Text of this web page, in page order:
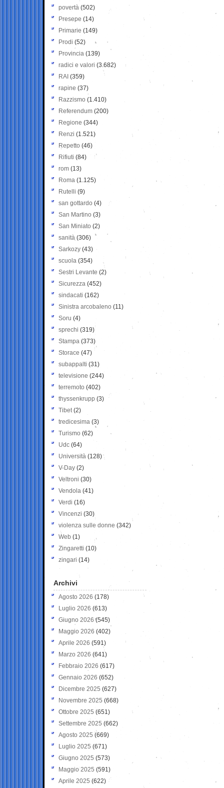
povertà (502)
Presepe (14)
Primarie (149)
Prodi (52)
Provincia (139)
radici e valori (3.682)
RAI (359)
rapine (37)
Razzismo (1.410)
Referendum (200)
Regione (344)
Renzi (1.521)
Repetto (46)
Rifiuti (84)
rom (13)
Roma (1.125)
Rutelli (9)
san gottardo (4)
San Martino (3)
San Miniato (2)
sanità (306)
Sarkozy (43)
scuola (354)
Sestri Levante (2)
Sicurezza (452)
sindacati (162)
Sinistra arcobaleno (11)
Soru (4)
sprechi (319)
Stampa (373)
Storace (47)
subappalti (31)
televisione(244)
terremoto (402)
thyssenkrupp (3)
Tibet(2)
tredicesima (3)
Turismo (62)
Udc (64)
Università (128)
V-Day (2)
Veltroni (30)
Vendola (41)
Verdi (16)
Vincenzi (30)
violenza sulle donne (342)
Web (1)
Zingaretti (10)
zingari (14)
Archivi
Agosto 2026 (178)
Luglio 2026 (613)
Giugno 2026 (545)
Maggio 2026 (402)
Aprile 2026 (591)
Marzo 2026 (641)
Febbraio 2026 (617)
Gennaio 2026 (652)
Dicembre 2025 (627)
Novembre 2025 (668)
Ottobre 2025 (651)
Settembre 2025 (662)
Agosto 2025 (669)
Luglio 2025 (671)
Giugno 2025 (573)
Maggio 2025 (591)
Aprile 2025 (622)